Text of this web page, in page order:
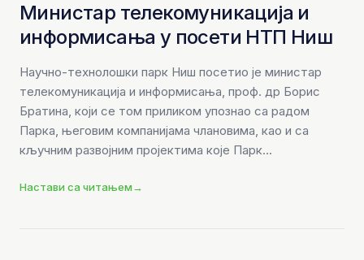
Министар телекомуникација и
информисања у посети НТП Ниш
Научно-технолошки парк Ниш посетио је министар
телекомуникација и информисања, проф. др Борис
Братина, који се том приликом упознао са радом
Парка, његовим компанијама члановима, као и са
кључним развојним пројектима које Парк...
Настави са читањем→